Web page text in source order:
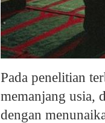
Pada penelitian
memanjang usia,
dengan